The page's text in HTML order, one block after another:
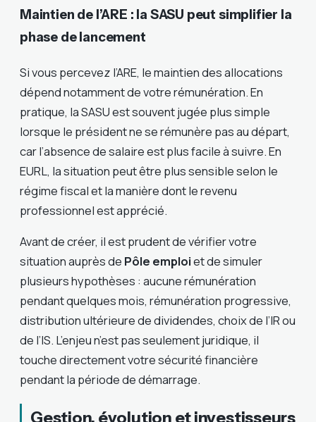
Maintien de l’ARE : la SASU peut simplifier la
phase de lancement
Si vous percevez l’ARE, le maintien des allocations
dépend notamment de votre rémunération. En
pratique, la SASU est souvent jugée plus simple
lorsque le président ne se rémunère pas au départ,
car l’absence de salaire est plus facile à suivre. En
EURL, la situation peut être plus sensible selon le
régime fiscal et la manière dont le revenu
professionnel est apprécié.
Avant de créer, il est prudent de vérifier votre
situation auprès de Pôle emploiet de simuler
plusieurs hypothèses : aucune rémunération
pendant quelques mois, rémunération progressive,
distribution ultérieure de dividendes, choix de l’IR ou
de l’IS. L’enjeu n’est pas seulement juridique, il
touche directement votre sécurité financière
pendant la période de démarrage.
Gestion, évolution et investisseurs